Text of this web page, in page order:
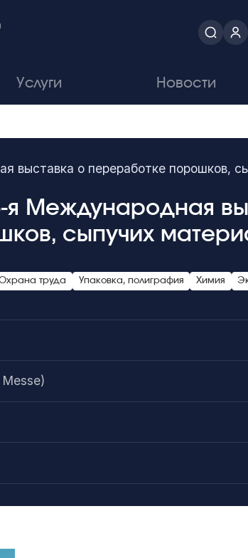
Услуги Новости
выставка о переработке порошков,
я Международная
сыпучих
труда Упаковка, полиграфия Химия